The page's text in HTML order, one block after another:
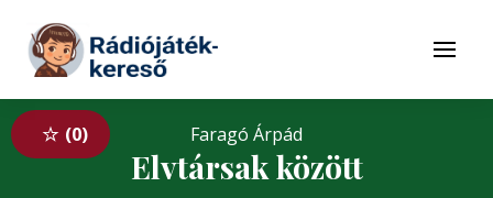
Tovább a tartalomhoz
Menü
0 Faragó Árpád
Elvtársak között